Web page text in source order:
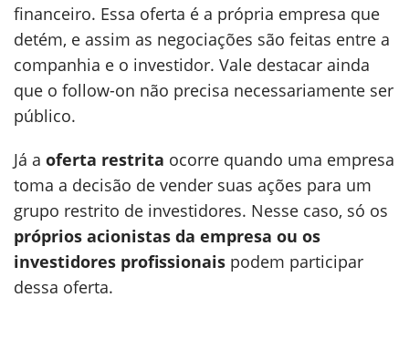
financeiro. Essa oferta é a própria empresa que
detém, e assim as negociações são feitas entre a
companhia e o investidor. Vale destacar ainda
que o follow-on não precisa necessariamente ser
público.
Já a oferta restrita ocorre quando uma empresa
toma a decisão de vender suas ações para um
grupo restrito de investidores. Nesse caso, só os
próprios acionistas da empresa ou os
investidores profissionais podem participar
dessa oferta.